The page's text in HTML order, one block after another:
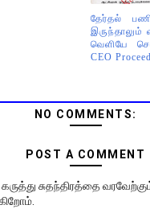
தேர்தல்
இருந்தாலும்
வெளியே
CEO
NO COMMENTS:
POST A COMMENT
சுதந்திரத்தை